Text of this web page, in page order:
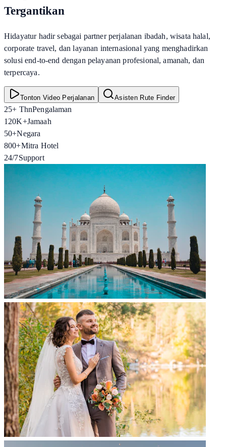
Tergantikan
Hidayatur hadir sebagai partner perjalanan ibadah, wisata halal,
corporate travel, dan layanan internasional yang menghadirkan
solusi end-to-end dengan pelayanan profesional, amanah, dan
terpercaya.
Tonton Video Perjalanan Asisten Rute Finder
25+ ThnPengalaman
120K+Jamaah
50+Negara
800+Mitra Hotel
24/7Support